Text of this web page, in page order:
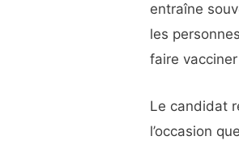
entraîne
les
faire
Le candidat
l’occasion